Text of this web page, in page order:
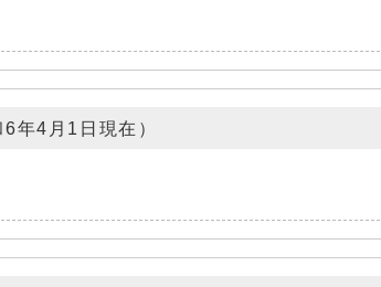
年4月1日現在）